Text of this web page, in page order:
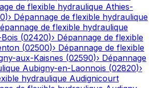
de flexible hydraulique Athies-
)› Dépannage de flexible hydraulique
de flexible hydraulique
(02420)› Dépannage de flexible
(02500)› Dépannage de flexible
aux-Kaisnes (02590)› Dépannage
Aubigny-en-Laonnois (02820)›
hydraulique Audignicourt